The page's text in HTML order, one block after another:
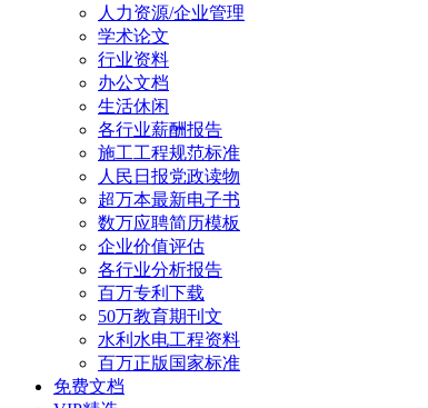
人力资源/企业管理
学术论文
行业资料
办公文档
生活休闲
各行业薪酬报告
施工工程规范标准
人民日报党政读物
超万本最新电子书
数万应聘简历模板
企业价值评估
各行业分析报告
百万专利下载
50万教育期刊文
水利水电工程资料
百万正版国家标准
免费文档